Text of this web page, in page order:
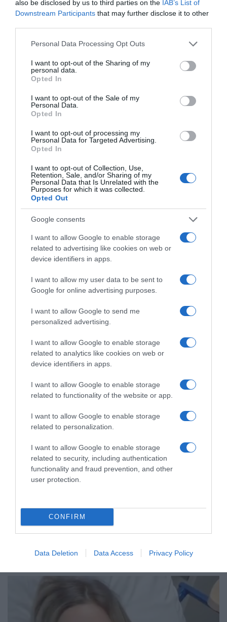
also be disclosed by us to third parties on the IAB’s List of
Downstream Participants that may further disclose it to other
Please note that this website/app uses one or more Google
not limited to your visit or usage behaviour. You may click to
grant or deny consent to Google and its third-party tags to
use your data for below specified purposes in below Google
consent section.
Personal Data Processing Opt Outs
I want to opt-out of the Sharing of my
personal data.
Opted In
I want to opt-out of the Sale of my
Personal Data.
Opted In
I want to opt-out of processing my
Personal Data for Targeted Advertising.
Opted In
I want to opt-out of Collection, Use,
Retention, Sale, and/or Sharing of my
Personal Data that Is Unrelated with the
Purposes for which it was collected.
Opted Out
Google consents
I want to allow Google to enable storage
related to advertising like cookies on web or
device identifiers in apps.
I want to allow my user data to be sent to
Google for online advertising purposes.
I want to allow Google to send me
personalized advertising.
I want to allow Google to enable storage
related to analytics like cookies on web or
device identifiers in apps.
I want to allow Google to enable storage
related to functionality of the website or app.
I want to allow Google to enable storage
related to personalization.
I want to allow Google to enable storage
related to security, including authentication
functionality and fraud prevention, and other
user protection.
CONFIRM
Data Deletion Data Access Privacy Policy
ΑΕΡΟΠΟΡΙΚΟ ΔΥΣΤΥΧΗΜΑ ΤΡΑΓΟΥΔΙΣΤΕΣ
ΔΙΑΦΗΜΙΣΗ
ΣΧΟΛΙΑ